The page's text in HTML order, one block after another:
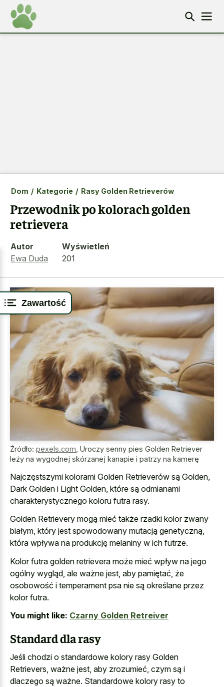
Zawartość
Dom / Kategorie / Rasy Golden Retrieverów
Przewodnik po kolorach golden
retrievera
Autor
Ewa Duda
Wyświetleń
201
Źródło: pexels.com Uroczy senny pies Golden Retriever
leży na wygodnej skórzanej kanapie i patrzy na kamerę
Najczęstszymi kolorami Golden Retrieverów są Golden,
Dark Golden i Light Golden, które są odmianami
charakterystycznego koloru futra rasy.
Golden Retrievery mogą mieć także rzadki kolor zwany
białym, który jest spowodowany mutacją genetyczną,
która wpływa na produkcję melaniny w ich futrze.
Kolor futra golden retrievera może mieć wpływ na jego
ogólny wygląd, ale ważne jest, aby pamiętać, że
osobowość i temperament psa nie są określane przez
kolor futra.
You might like: Czarny Golden Retreiver
Standard dla rasy
Jeśli chodzi o standardowe kolory rasy Golden
Retrievers, ważne jest, aby zrozumieć, czym są i
dlaczego są ważne. Standardowe kolory rasy to